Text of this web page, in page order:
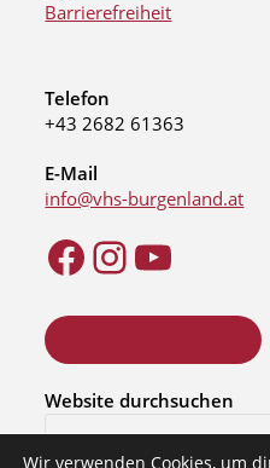
Barrierefreiheit
Telefon
+43 2682 61363
E-Mail
info@vhs-burgenland.at
Website durchsuchen
Wir verwenden Cookies, um